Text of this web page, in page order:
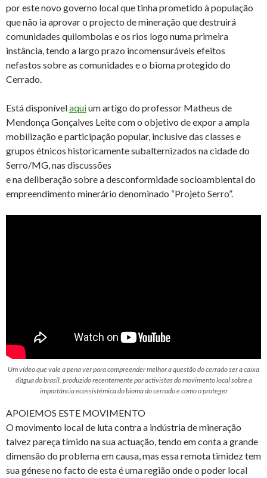
por este novo governo local que tinha prometido à população
que não ia aprovar o projecto de mineração que destruirá
comunidades quilombolas e os rios logo numa primeira
instância, tendo a largo prazo incomensuráveis efeitos
nefastos sobre as comunidades e o bioma protegido do
Cerrado.
Está disponívelaquium artigo do professor Matheus de
Mendonça Gonçalves Leite com o objetivo de expor a ampla
mobilização e participação popular, inclusive das classes e
grupos étnicos historicamente subalternizados na cidade do
Serro/MG, nas discussões
e na deliberação sobre a desconformidade socioambiental do
empreendimento minerário denominado “Projeto Serro”.
Um vídeo que vale a pena ver para compreender melhor a questão do cerrado ser a caixa
d’água do brasil, produzido recentemente por activistas do movimento local sobre a
importância ecossistémica do bioma do cerrado e como o proteger
APOIEMOS ESTE MOVIMENTO
O movimento local de luta contra a indústria de mineração
talvez pareça tímido na sua actuação, tendo em conta a grande
dimensão do problema em causa, mas essa remota timidez tem
sua génese no facto de esta é uma região onde o poder local